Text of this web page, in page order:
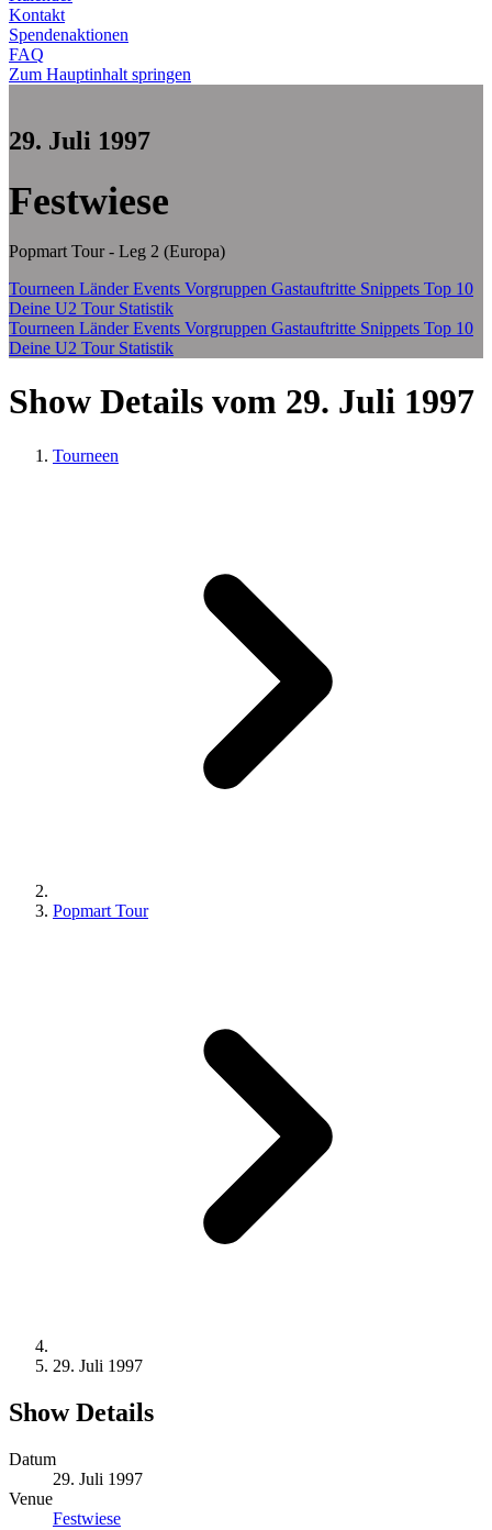
Kontakt
Spendenaktionen
FAQ
Zum Hauptinhalt springen
29. Juli 1997
Festwiese
Popmart Tour - Leg 2 (Europa)
Tourneen LänderEvents Vorgruppen Gastauftritte Snippets Top 10
Deine U2 Tour Statistik
Tourneen LänderEvents Vorgruppen Gastauftritte Snippets Top 10
Deine U2 Tour Statistik
Show Details vom 29. Juli 1997
Tourneen
Popmart Tour
29. Juli 1997
Show Details
Datum
29. Juli 1997
Venue
Festwiese